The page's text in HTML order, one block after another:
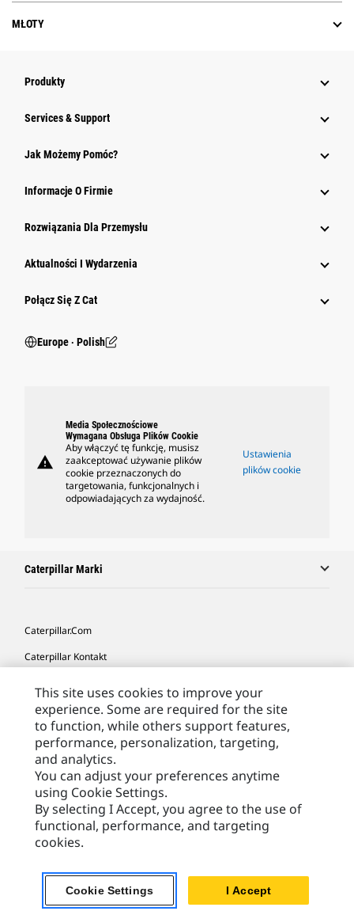
MŁOTY
Produkty
Services & Support
Jak Możemy Pomóc?
Informacje O Firmie
Rozwiązania Dla Przemysłu
Aktualności I Wydarzenia
Połącz Się Z Cat
Europe ‧ Polish
warning
Media Społecznościowe
Wymagana Obsługa Plików Cookie
Aby włączyć tę funkcję, musisz
zaakceptować używanie plików
cookie przeznaczonych do
targetowania, funkcjonalnych i
odpowiadających za wydajność.
Ustawienia
plików cookie
Caterpillar Marki
Caterpillar.com
Caterpillar Kontakt
Moje Preferencje Marketingowe
Site Map
Cookie Settings
Legal
Privacy
Europe - Polish© 2026 Caterpillar. Wszelkie prawa zastrzeżone.
This site uses cookies to improve your
experience. Some are required for the site
to function, while others support features,
performance, personalization, targeting,
and analytics.
You can adjust your preferences anytime
using Cookie Settings.
By selecting I Accept, you agree to the use of
functional, performance, and targeting
cookies.
Cookie Settings I Accept